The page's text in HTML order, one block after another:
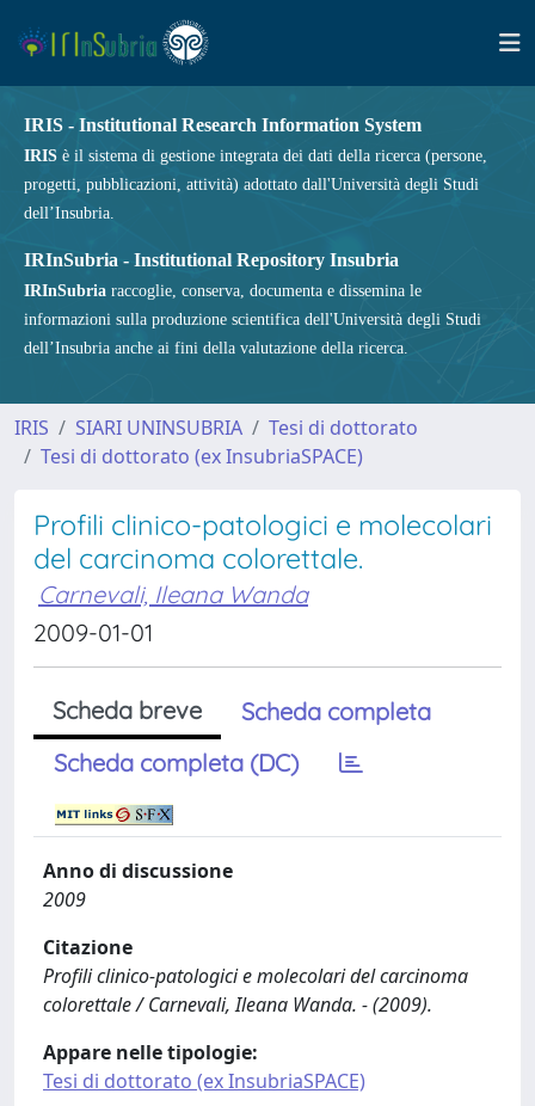
IRIS - Institutional Research Information System
IRIS è il sistema di gestione integrata dei dati della ricerca (persone,
progetti, pubblicazioni, attività) adottato dall'Università degli Studi
dell’Insubria.
IRInSubria - Institutional Repository Insubria
IRInSubria raccoglie, conserva, documenta e dissemina le
informazioni sulla produzione scientifica dell'Università degli Studi
dell’Insubria anche ai fini della valutazione della ricerca.
IRIS SIARI UNINSUBRIA
Tesi di dottorato
Tesi di dottorato (ex InsubriaSPACE)
Profili clinico-patologici e molecolari
del carcinoma colorettale.
Carnevali, Ileana Wanda
2009-01-01
Scheda breve
Scheda completa
Scheda completa (DC)
Anno di discussione
2009
Citazione
Profili clinico-patologici e molecolari del carcinoma
colorettale / Carnevali, Ileana Wanda. - (2009).
Appare nelle tipologie:
Tesi di dottorato (ex InsubriaSPACE)